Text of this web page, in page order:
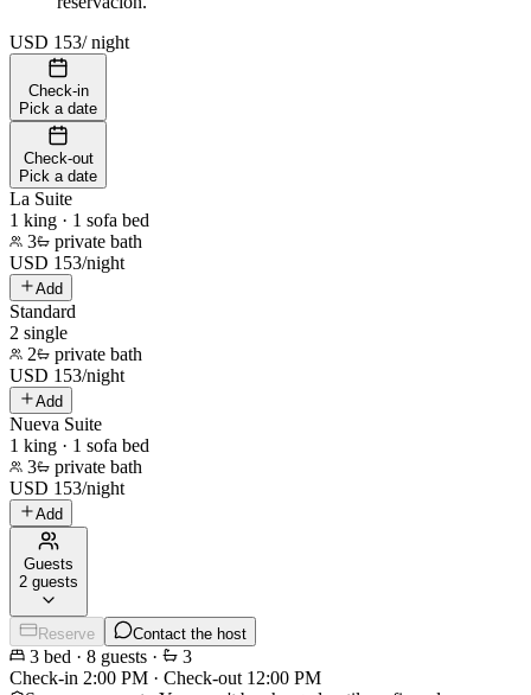
USD 153/night
Check-in
Pick a date
Check-out
Pick a date
La Suite
1 king · 1 sofa bed
3
private bath
USD 153/night
Add
Standard
2 single
2
private bath
USD 153/night
Add
Nueva Suite
1 king · 1 sofa bed
3
private bath
USD 153/night
Add
Guests
2 guests
Reserve Contact the host
3 bed · 8 guests ·
3
Check-in 2:00 PM · Check-out 12:00 PM